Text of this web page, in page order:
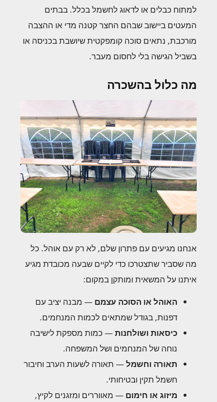
למתוח כבלים או לדאוג לחשמל בכלל. בבתים
המעטים ביישוב שבהם החצר קטנה מדי או ההצבה
מורכבת, נתאים סוכה קומפקטית שיושבת בכניסה או
בשביל הגישה בלי לחסום מעבר.
מה כלול בהשכרה
אנחנו מגיעים עם פתרון שלם, לא רק עם אוהל. כל
מה שסביר שתצטרכו כדי לקיים שבעה מכובדת מגיע
איתנו על המשאית ומותקן במקום:
האוהל או הסוכה עצמם — מבנה יציב עם
דפנות, בגודל שמתאים לכמות המנחמים.
כיסאות ושולחנות— כמות מספקת לישיבה
נוחה של המנחמים ושל המשפחה.
תאורה וחשמל— תאורה לשעות הערב וחיבור
חשמל תקין ובטיחותי.
מיזוג או חימום — מאווררים ומזגנים לקיץ,